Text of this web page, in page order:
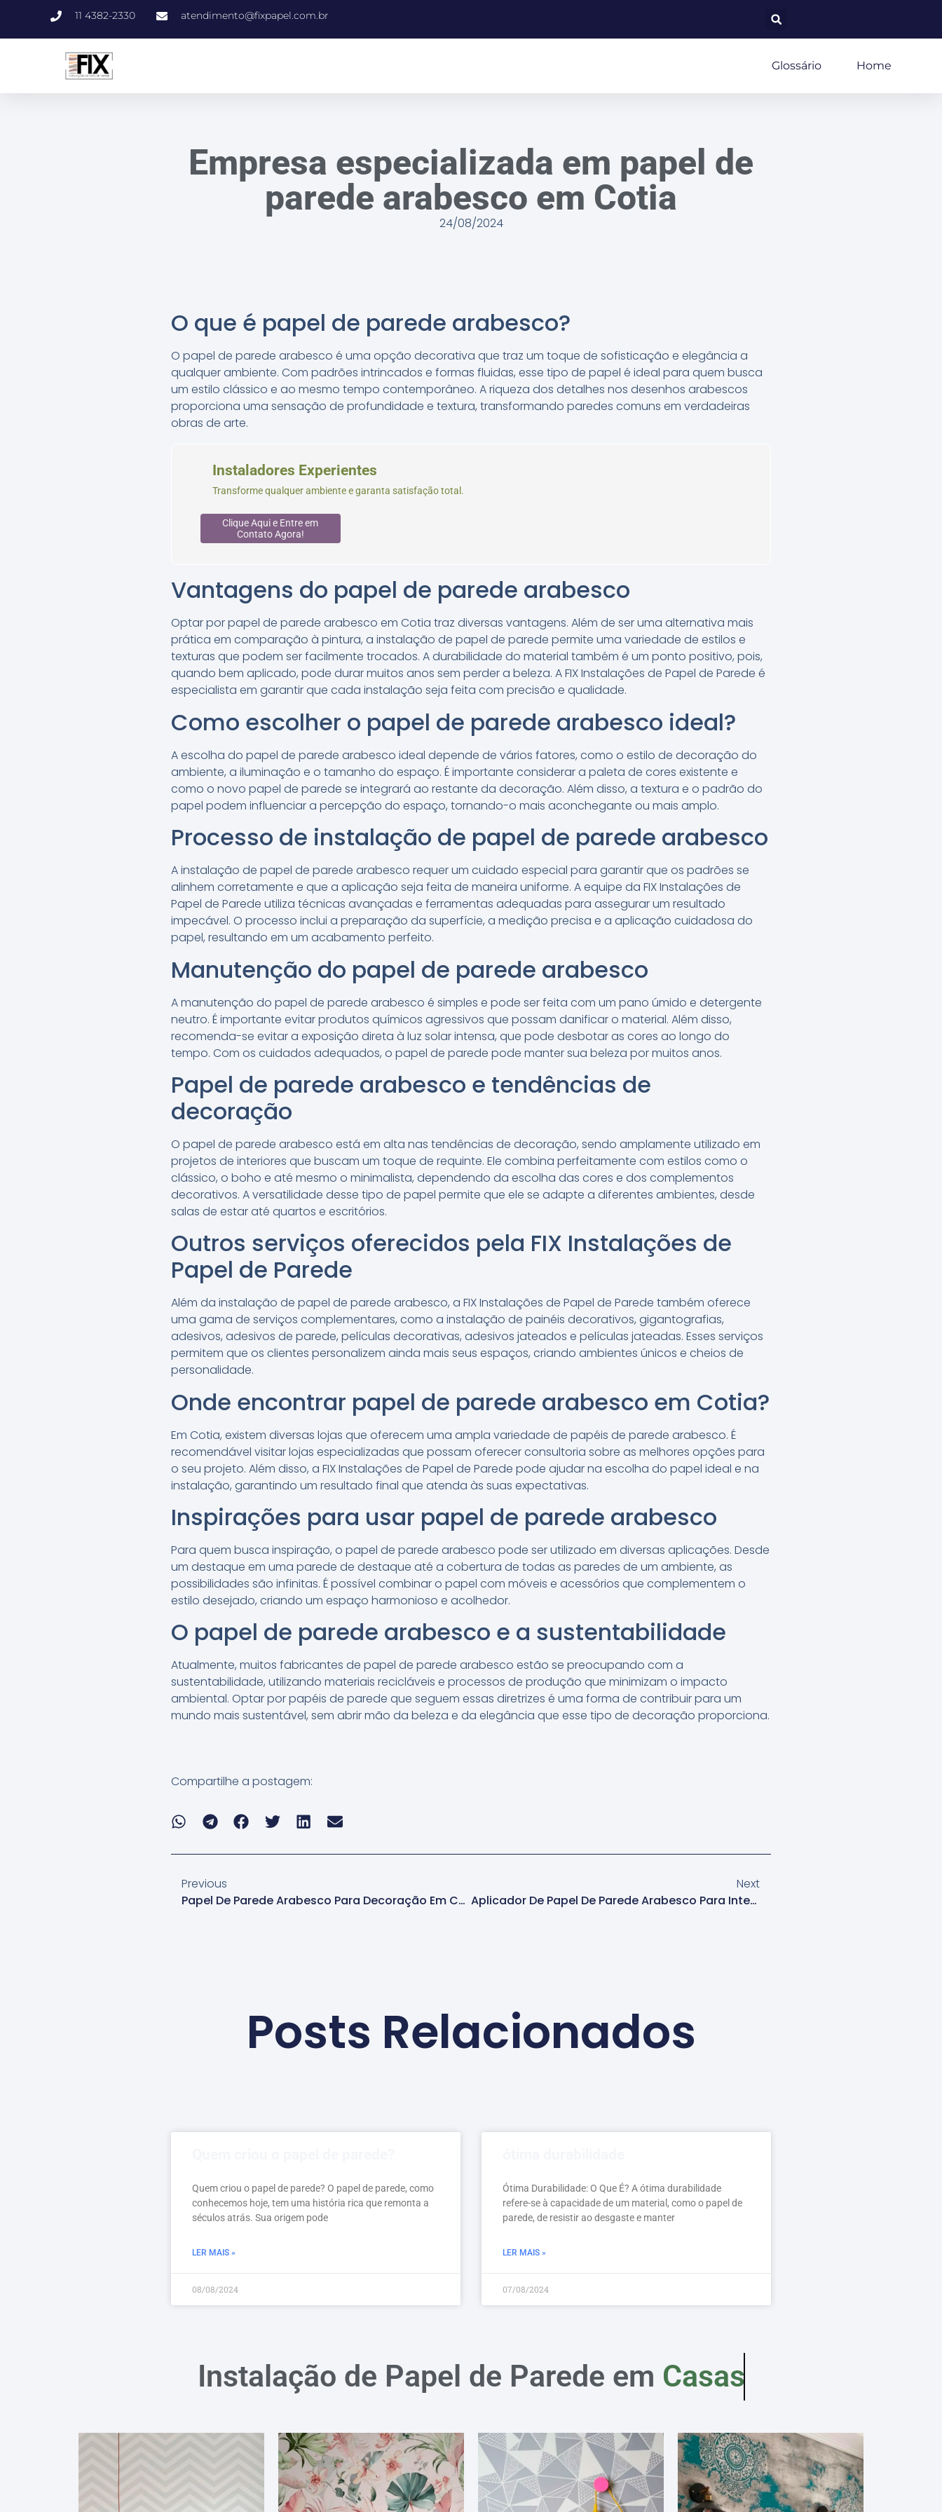
11 4382-2330 atendimento@fixpapel.com.br
Glossário Home
Empresa especializada em papel de
parede arabesco em Cotia
24/08/2024
O que é papel de parede arabesco?
O papel de parede arabesco é uma opção decorativa que traz um toque de sofisticação e elegância a
qualquer ambiente. Com padrões intrincados e formas fluidas, esse tipo de papel é ideal para quem busca
um estilo clássico e ao mesmo tempo contemporâneo. A riqueza dos detalhes nos desenhos arabescos
proporciona uma sensação de profundidade e textura, transformando paredes comuns em verdadeiras
obras de arte.
Instaladores Experientes
Transforme qualquer ambiente e garanta satisfação total.
Clique Aqui e Entre em
Contato Agora!
Vantagens do papel de parede arabesco
Optar por papel de parede arabesco em Cotia traz diversas vantagens. Além de ser uma alternativa mais
prática em comparação à pintura, a instalação de papel de parede permite uma variedade de estilos e
texturas que podem ser facilmente trocados. A durabilidade do material também é um ponto positivo, pois,
quando bem aplicado, pode durar muitos anos sem perder a beleza. A FIX Instalações de Papel de Parede é
especialista em garantir que cada instalação seja feita com precisão e qualidade.
Como escolher o papel de parede arabesco ideal?
A escolha do papel de parede arabesco ideal depende de vários fatores, como o estilo de decoração do
ambiente, a iluminação e o tamanho do espaço. É importante considerar a paleta de cores existente e
como o novo papel de parede se integrará ao restante da decoração. Além disso, a textura e o padrão do
papel podem influenciar a percepção do espaço, tornando-o mais aconchegante ou mais amplo.
Processo de instalação de papel de parede arabesco
A instalação de papel de parede arabesco requer um cuidado especial para garantir que os padrões se
alinhem corretamente e que a aplicação seja feita de maneira uniforme. A equipe da FIX Instalações de
Papel de Parede utiliza técnicas avançadas e ferramentas adequadas para assegurar um resultado
impecável. O processo inclui a preparação da superfície, a medição precisa e a aplicação cuidadosa do
papel, resultando em um acabamento perfeito.
Manutenção do papel de parede arabesco
A manutenção do papel de parede arabesco é simples e pode ser feita com um pano úmido e detergente
neutro. É importante evitar produtos químicos agressivos que possam danificar o material. Além disso,
recomenda-se evitar a exposição direta à luz solar intensa, que pode desbotar as cores ao longo do
tempo. Com os cuidados adequados, o papel de parede pode manter sua beleza por muitos anos.
Papel de parede arabesco e tendências de
decoração
O papel de parede arabesco está em alta nas tendências de decoração, sendo amplamente utilizado em
projetos de interiores que buscam um toque de requinte. Ele combina perfeitamente com estilos como o
clássico, o boho e até mesmo o minimalista, dependendo da escolha das cores e dos complementos
decorativos. A versatilidade desse tipo de papel permite que ele se adapte a diferentes ambientes, desde
salas de estar até quartos e escritórios.
Outros serviços oferecidos pela FIX Instalações de
Papel de Parede
Além da instalação de papel de parede arabesco, a FIX Instalações de Papel de Parede também oferece
uma gama de serviços complementares, como a instalação de painéis decorativos, gigantografias,
adesivos, adesivos de parede, películas decorativas, adesivos jateados e películas jateadas. Esses serviços
permitem que os clientes personalizem ainda mais seus espaços, criando ambientes únicos e cheios de
personalidade.
Onde encontrar papel de parede arabesco em Cotia?
Em Cotia, existem diversas lojas que oferecem uma ampla variedade de papéis de parede arabesco. É
recomendável visitar lojas especializadas que possam oferecer consultoria sobre as melhores opções para
o seu projeto. Além disso, a FIX Instalações de Papel de Parede pode ajudar na escolha do papel ideal e na
instalação, garantindo um resultado final que atenda às suas expectativas.
Inspirações para usar papel de parede arabesco
Para quem busca inspiração, o papel de parede arabesco pode ser utilizado em diversas aplicações. Desde
um destaque em uma parede de destaque até a cobertura de todas as paredes de um ambiente, as
possibilidades são infinitas. É possível combinar o papel com móveis e acessórios que complementem o
estilo desejado, criando um espaço harmonioso e acolhedor.
O papel de parede arabesco e a sustentabilidade
Atualmente, muitos fabricantes de papel de parede arabesco estão se preocupando com a
sustentabilidade, utilizando materiais recicláveis e processos de produção que minimizam o impacto
ambiental. Optar por papéis de parede que seguem essas diretrizes é uma forma de contribuir para um
mundo mais sustentável, sem abrir mão da beleza e da elegância que esse tipo de decoração proporciona.
Compartilhe a postagem:
Previous
Papel De Parede Arabesco Para Decoração Em Cotia
Next
Aplicador De Papel De Parede Arabesco Para Interiores Em Cotia
Posts Relacionados
Quem criou o papel de parede? O papel de parede, como
conhecemos hoje, tem uma história rica que remonta a
séculos atrás. Sua origem pode
LER MAIS »
08/08/2024
Ótima Durabilidade: O Que É? A ótima durabilidade
refere-se à capacidade de um material, como o papel de
parede, de resistir ao desgaste e manter
LER MAIS »
07/08/2024
Instalação de Papel de Parede em Casas